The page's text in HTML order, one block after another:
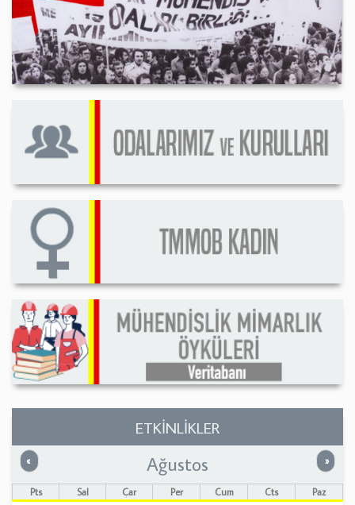
ETKİNLİKLER
« Önceki »
Ağustos
Pts Sal Çar Per Cum Cts
Paz